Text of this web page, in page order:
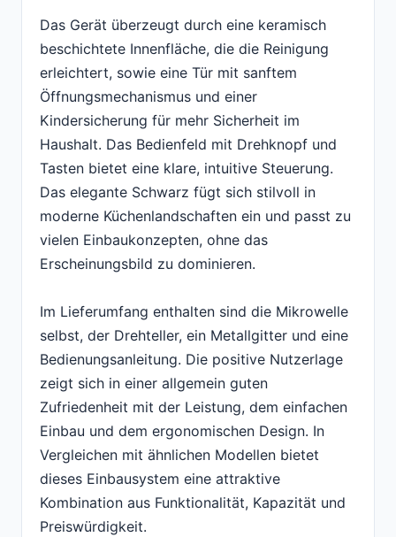
Das Gerät überzeugt durch eine keramisch
beschichtete Innenfläche, die die Reinigung
erleichtert, sowie eine Tür mit sanftem
Öffnungsmechanismus und einer
Kindersicherung für mehr Sicherheit im
Haushalt. Das Bedienfeld mit Drehknopf und
Tasten bietet eine klare, intuitive Steuerung.
Das elegante Schwarz fügt sich stilvoll in
moderne Küchenlandschaften ein und passt zu
vielen Einbaukonzepten, ohne das
Erscheinungsbild zu dominieren.
Im Lieferumfang enthalten sind die Mikrowelle
selbst, der Drehteller, ein Metallgitter und eine
Bedienungsanleitung. Die positive Nutzerlage
zeigt sich in einer allgemein guten
Zufriedenheit mit der Leistung, dem einfachen
Einbau und dem ergonomischen Design. In
Vergleichen mit ähnlichen Modellen bietet
dieses Einbausystem eine attraktive
Kombination aus Funktionalität, Kapazität und
Preiswürdigkeit.